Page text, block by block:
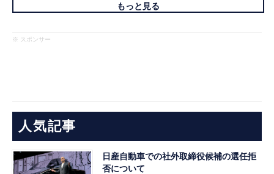
もっと見る
※ スポンサー
人気記事
日産自動車での社外取締役候補の選任拒
否について